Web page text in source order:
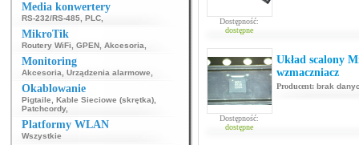
Media konwertery
RS-232/RS-485 PLC
MikroTik
Routery WiFi GPEN Akcesoria
Monitoring
Akcesoria Urządzenia alarmowe
Okablowanie
Pigtaile Kable Sieciowe (skrętka)
Patchcordy,
Platformy WLAN
Wszystkie
Dostępność:
dostępne
Dostępność:
dostępne
Układ scalony
wzmaczniacz
Producent: brak